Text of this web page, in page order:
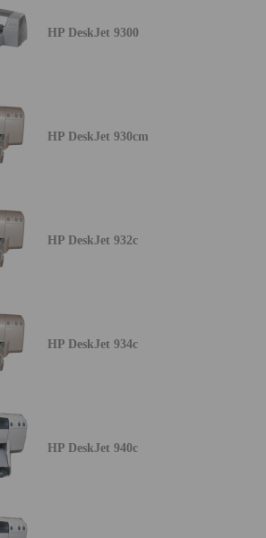
HP DeskJet 9300
HP DeskJet 930cm
HP DeskJet 932c
HP DeskJet 934c
HP DeskJet 940c